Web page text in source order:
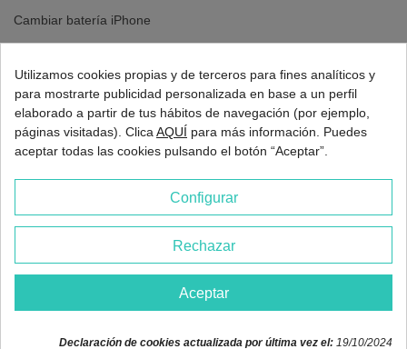
Cambiar batería iPhone
2026 - Europa 3G Madrid
Utilizamos cookies propias y de terceros para fines analíticos y
para mostrarte publicidad personalizada en base a un perfil
elaborado a partir de tus hábitos de navegación (por ejemplo,
páginas visitadas). Clica AQUÍ para más información. Puedes
aceptar todas las cookies pulsando el botón “Aceptar”.
Configurar
Rechazar
Aceptar
Declaración de cookies actualizada por última vez el: 19/10/2024